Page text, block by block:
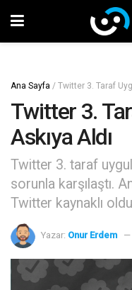
Ana Sayfa / Twitter 3. Taraf
Twitter 3.
Askıya Aldı
Twitter 3. taraf
sorunla karşılaştı.
Twitter kaynaklı
Yazar: Onur Erdem